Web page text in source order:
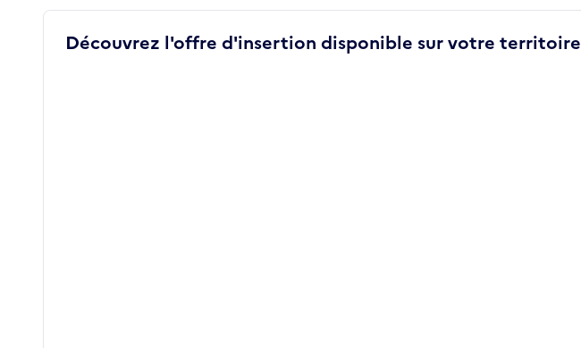
Découvrez l'offre d'insertion disponible sur votre territoire